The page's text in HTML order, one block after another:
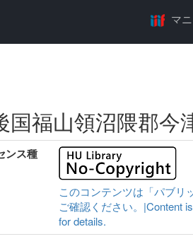
マ
国福山領沼隈郡今
ンス種
このコンテンツは「パブリ
ご確認ください。|Content
for details.